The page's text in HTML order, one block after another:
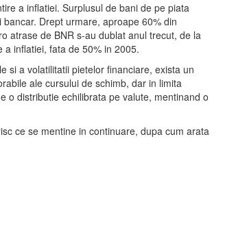
a inflatiei. Surplusul de bani de pe piata
Drept urmare, aproape 60% din
atrase de BNR s-au dublat anul trecut, de la
inflatiei, fata de 50% in 2005.
si a volatilitatii pietelor financiare, exista un
ale cursului de schimb, dar in limita
o distributie echilibrata pe valute, mentinand o
ce se mentine in continuare, dupa cum arata